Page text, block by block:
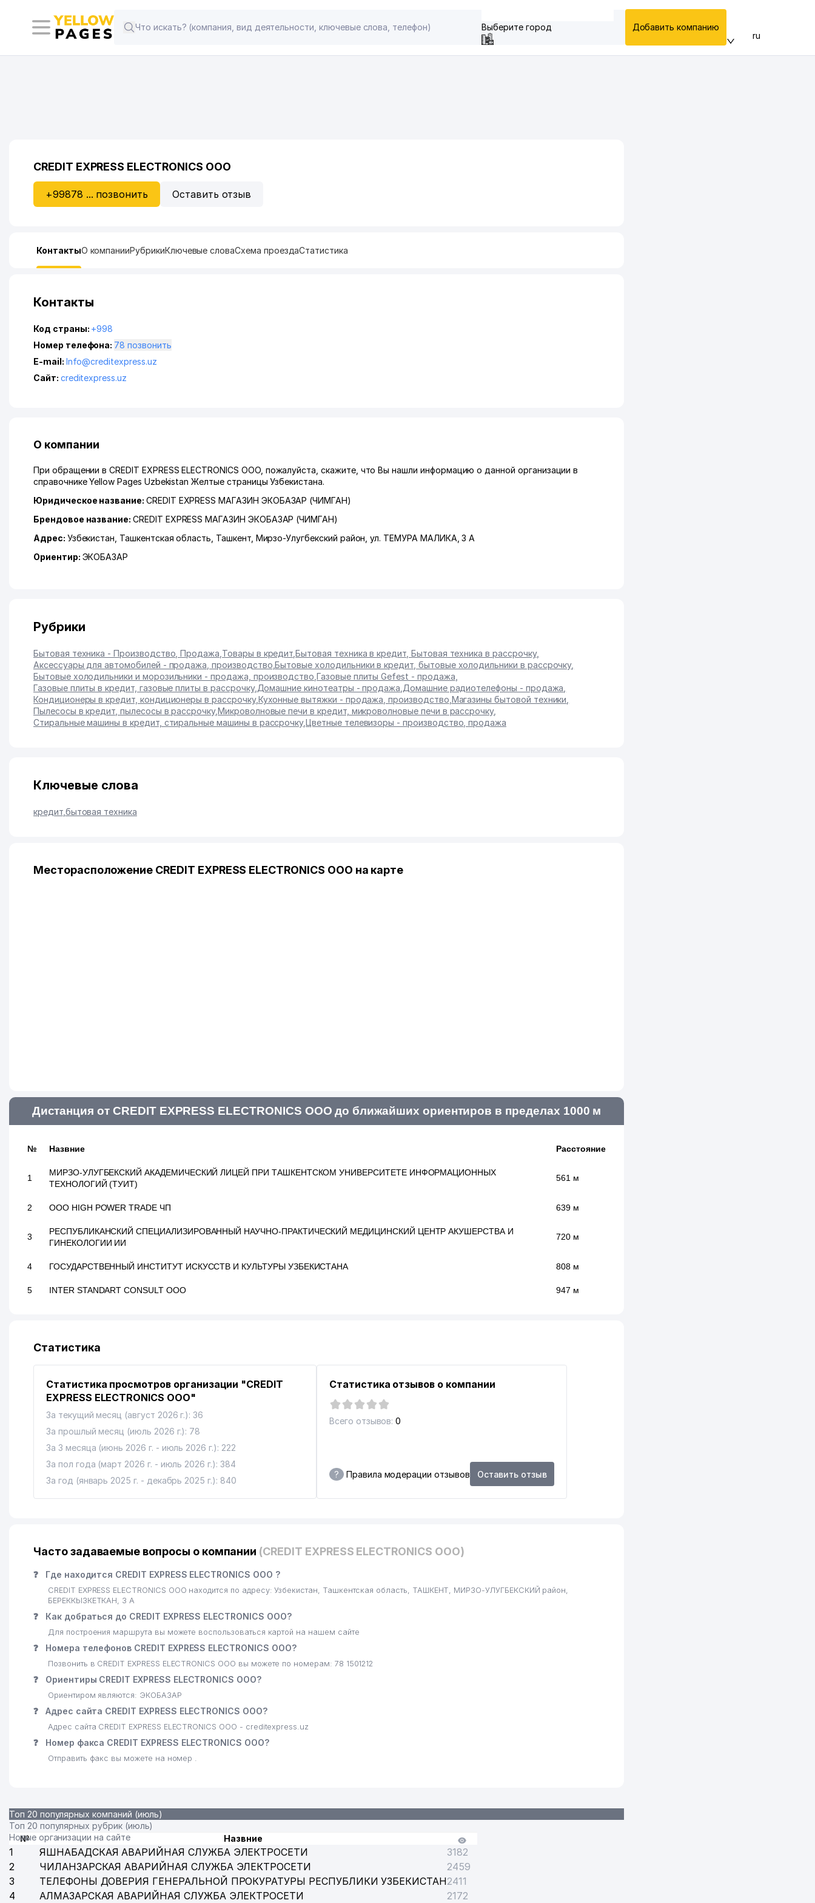
Выберите город Добавить компанию
ru
CREDIT EXPRESS ELECTRONICS ООО
+99878 ... позвонить Оставить отзыв
КонтактыО компанииРубрикиКлючевые словаСхема проездаСтатистика
Контакты
Код страны: +998
Номер телефона:
78 позвонить
E-mail: Info@creditexpress.uz
Сайт: creditexpress.uz
О компании
При обращении в CREDIT EXPRESS ELECTRONICS ООО, пожалуйста, скажите, что Вы нашли информацию о данной организации в
справочнике Yellow Pages Uzbekistan Желтые страницы Узбекистана.
Юридическое название: CREDIT EXPRESS МАГАЗИН ЭКОБАЗАР (ЧИМГАН)
Брендовое название: CREDIT EXPRESS МАГАЗИН ЭКОБАЗАР (ЧИМГАН)
Адрес: Узбекистан, Ташкентская область Ташкент, Мирзо-Улугбекский район ,ул. ТЕМУРА МАЛИКА , 3 А
Ориентир: ЭКОБАЗАР
Рубрики
Бытовая техника - Производство, Продажа Товары в кредит ,Бытовая техника в кредит, Бытовая техника в рассрочку,
Аксессуары для автомобилей - продажа, производство ,Бытовые холодильники в кредит, бытовые холодильники в рассрочку,
Бытовые холодильники и морозильники - продажа, производство ,Газовые плиты Gefest - продажа
Газовые плиты в кредит, газовые плиты в рассрочку, Домашние кинотеатры - продажа Домашние радиотелефоны - продажа
Кондиционеры в кредит, кондиционеры в рассрочку,Кухонные вытяжки - продажа, производство Магазины бытовой техники
Пылесосы в кредит, пылесосы в рассрочку,Микроволновые печи в кредит, микроволновые печи в рассрочку,
Стиральные машины в кредит, стиральные машины в рассрочку,Цветные телевизоры - производство, продажа
Ключевые слова
кредит, бытовая техника
Месторасположение CREDIT EXPRESS ELECTRONICS ООО на карте
Дистанция от CREDIT EXPRESS ELECTRONICS ООО до ближайших ориентиров в пределах 1000 м
№ Назвние Расстояние
1
МИРЗО-УЛУГБЕКСКИЙ АКАДЕМИЧЕСКИЙ ЛИЦЕЙ ПРИ ТАШКЕНТСКОМ УНИВЕРСИТЕТЕ ИНФОРМАЦИОННЫХ
ТЕХНОЛОГИЙ (ТУИТ)
561 м
2 ООО HIGH POWER TRADE ЧП 639 м
3
РЕСПУБЛИКАНСКИЙ СПЕЦИАЛИЗИРОВАННЫЙ НАУЧНО-ПРАКТИЧЕСКИЙ МЕДИЦИНСКИЙ ЦЕНТР АКУШЕРСТВА И
ГИНЕКОЛОГИИ ИИ
720 м
4 ГОСУДАРСТВЕННЫЙ ИНСТИТУТ ИСКУССТВ И КУЛЬТУРЫ УЗБЕКИСТАНА 808 м
5 INTER STANDART CОNSULT ООО 947 м
Статистика
Статистика просмотров организации "CREDIT
EXPRESS ELECTRONICS ООО"
За текущий месяц (август 2026 г.): 36
За прошлый месяц (июль 2026 г.): 78
За 3 месяца (июнь 2026 г. - июль 2026 г.): 222
За пол года (март 2026 г. - июль 2026 г.): 384
За год (январь 2025 г. - декабрь 2025 г.): 840
Статистика отзывов о компании
Всего отзывов: 0
? Правила модерации отзывов Оставить отзыв
Часто задаваемые вопросы о компании (CREDIT EXPRESS ELECTRONICS ООО)
❓ Где находится CREDIT EXPRESS ELECTRONICS ООО ?
CREDIT EXPRESS ELECTRONICS ООО находится по адресу: Узбекистан, Ташкентская область, ТАШКЕНТ, МИРЗО-УЛУГБЕКСКИЙ район,
БЕРЕККЫЗКЕТКАН, 3 А
❓ Как добраться до CREDIT EXPRESS ELECTRONICS ООО?
Для построения маршрута вы можете воспользоваться картой на нашем сайте
❓ Номера телефонов CREDIT EXPRESS ELECTRONICS ООО?
Позвонить в CREDIT EXPRESS ELECTRONICS ООО вы можете по номерам: 78 1501212
❓ Ориентиры CREDIT EXPRESS ELECTRONICS ООО?
Ориентиром являются: ЭКОБАЗАР
❓ Адрес сайта CREDIT EXPRESS ELECTRONICS ООО?
Адрес сайта CREDIT EXPRESS ELECTRONICS ООО - creditexpress.uz
❓ Номер факса CREDIT EXPRESS ELECTRONICS ООО?
Отправить факс вы можете на номер .
Топ 20 популярных компаний (июль)
Топ 20 популярных рубрик (июль)
Новые организации на сайте
№ Назвние
1 ЯШНАБАДСКАЯ АВАРИЙНАЯ СЛУЖБА ЭЛЕКТРОСЕТИ
3182
2
ЧИЛАНЗАРСКАЯ АВАРИЙНАЯ СЛУЖБА ЭЛЕКТРОСЕТИ
2459
3
ТЕЛЕФОНЫ ДОВЕРИЯ ГЕНЕРАЛЬНОЙ ПРОКУРАТУРЫ РЕСПУБЛИКИ УЗБЕКИСТАН2411
4
АЛМАЗАРСКАЯ АВАРИЙНАЯ СЛУЖБА ЭЛЕКТРОСЕТИ
2172